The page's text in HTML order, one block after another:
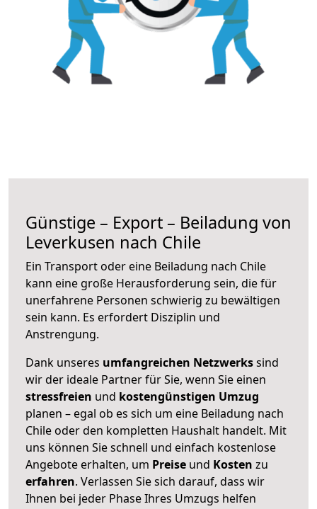
Günstige – Export – Beiladung von
Leverkusen nach Chile
Ein Transport oder eine Beiladung nach Chile
kann eine große Herausforderung sein, die für
unerfahrene Personen schwierig zu bewältigen
sein kann. Es erfordert Disziplin und
Anstrengung.
Dank unseres umfangreichen Netzwerkssind
wir der ideale Partner für Sie, wenn Sie einen
stressfreien und kostengünstigen Umzug
planen – egal ob es sich um eine Beiladung nach
Chile oder den kompletten Haushalt handelt. Mit
uns können Sie schnell und einfach kostenlose
Angebote erhalten, um Preise und Kosten zu
erfahren. Verlassen Sie sich darauf, dass wir
Ihnen bei jeder Phase Ihres Umzugs helfen